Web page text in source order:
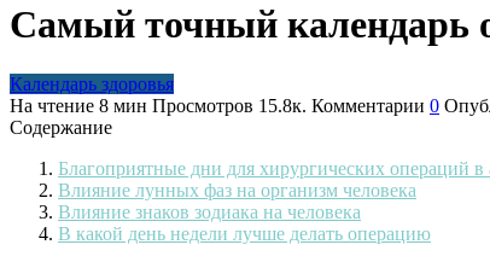
Самый точный календарь
Календарь здоровья
На чтение 8 мин Просмотров 15.8к. Комментарии 0
Содержание
Благоприятные дни для хирургических операций
Влияние лунных фаз на организм человека
Влияние знаков зодиака на человека
В какой день недели лучше делать операцию